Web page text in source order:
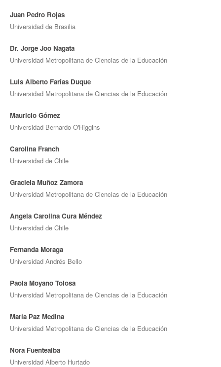
Juan Pedro Rojas
Universidad de Brasilia
Dr. Jorge Joo Nagata
Universidad Metropolitana de Ciencias de la Educación
Luis Alberto Farías Duque
Universidad Metropolitana de Ciencias de la Educación
Mauricio Gómez
Universidad Bernardo O'Higgins
Carolina Franch
Universidad de Chile
Graciela Muñoz Zamora
Universidad Metropolitana de Ciencias de la Educación
Angela Carolina Cura Méndez
Universidad de Chile
Fernanda Moraga
Universidad Andrés Bello
Paola Moyano Tolosa
Universidad Metropolitana de Ciencias de la Educación
María Paz Medina
Universidad Metropolitana de Ciencias de la Educación
Nora Fuentealba
Universidad Alberto Hurtado